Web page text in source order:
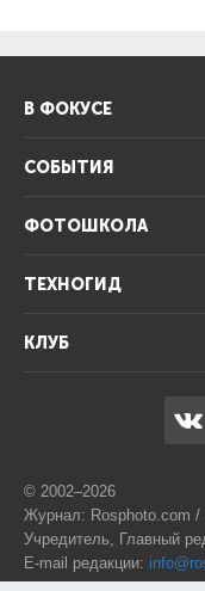
В ФОКУСЕ
СОБЫТИЯ
ФОТОШКОЛА
ТЕХНОГИД
КЛУБ
© 2002–2026
Журнал: Rosphoto.com /
Учредитель, Главный
E-mail редакции: